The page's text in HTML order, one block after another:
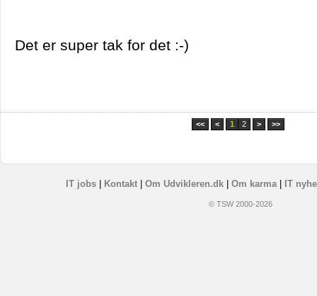
Det er super tak for det :-)
<< < 1 2 > >>
IT jobs| Kontakt| Om Udvikleren.dk| Om karma| IT
© TSW 2000-2026